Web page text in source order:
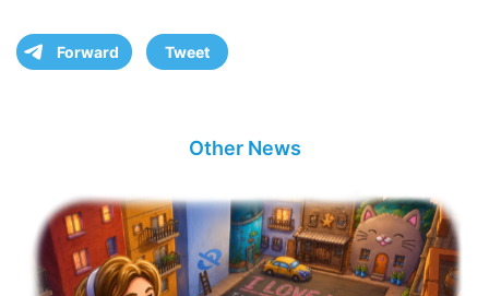
Forward Tweet
Other News